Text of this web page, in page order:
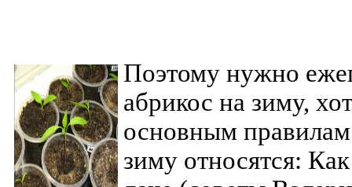
Поэтому нужно
абрикос на зиму,
основным
зиму относятся: